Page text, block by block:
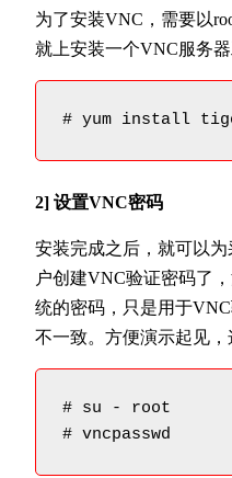
为了安装VNC，需要以
就上安装一个VNC服务器
# yum install
2] 设置VNC密码
安装完成之后，就可以
户创建VNC验证密码了
统的密码，只是用于
不一致。方便演示起见，
# su - root
# vncpasswd